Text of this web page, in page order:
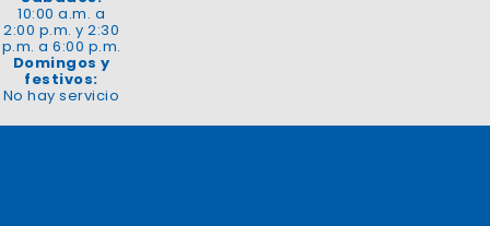
10:00 a.m. a
2:00 p.m. y 2:30
p.m. a 6:00 p.m.
Domingos y
festivos:
No hay servicio